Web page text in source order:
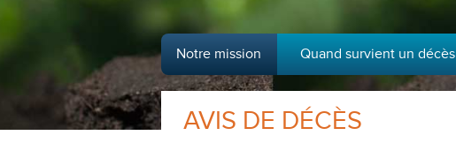
Notre mission Quand survient un décès
AVIS DE DÉCÈS